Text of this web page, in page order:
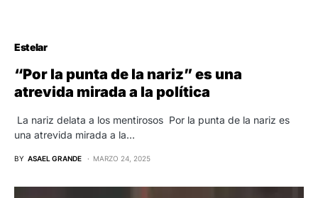
Estelar
“Por la punta de la nariz” es una
atrevida mirada a la política
La nariz delata a los mentirosos Por la punta de la nariz es
una atrevida mirada a la…
BY ASAEL GRANDE MARZO 24, 2025